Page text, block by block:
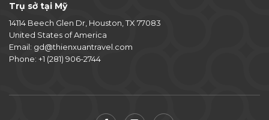
Trụ sở tại Mỹ
14114 Beech Glen Dr, Houston, TX 77083
United States of America
Email: gd@thienxuantravel.com
Phone: +1 (281) 906-2744